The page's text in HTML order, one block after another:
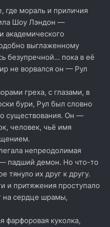
где мораль и приличия
Шоу Лэндон —
академического
выглаженному
безупречной… пока в её
не ворвался он — Рул
греха, с глазами, в
бури, Рул был словно
существования. Он —
человек, чьё имя
непреодолимая
падший демон. Но что-то
тянуло их друг к другу.
и притяжения проступало
на сердце шрамы,
фарфоровая куколка,